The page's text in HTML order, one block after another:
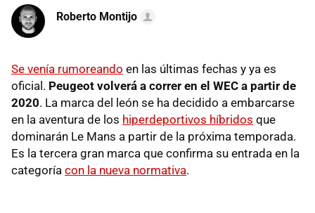
Roberto Montijo
Se venía rumoreando en las últimas fechas y ya es
oficial. Peugeot volverá a correr en el WEC a partir de
2020. La marca del león se ha decidido a embarcarse
en la aventura de los hiperdeportivos híbridos que
dominarán Le Mans a partir de la próxima temporada.
Es la tercera gran marca que confirma su entrada en la
categoría con la nueva normativa.